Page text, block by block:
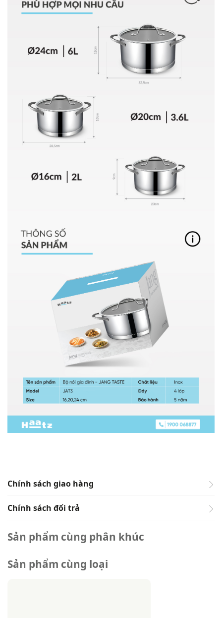
Chính sách giao hàng
HAATZ.VN
Chính sách giao hàng - đổi
trả
Chính sách đổi trả
HAATZ.VN
Sản phẩm cùng phân khúc
Sản phẩm cùng loại